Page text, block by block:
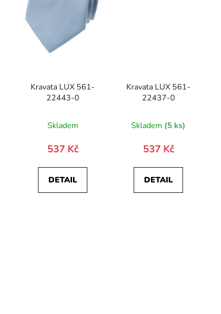
Kravata LUX 561-
22443-0
Skladem
537 Kč
DETAIL
Kravata LUX 561-
22437-0
Skladem (5 ks)
537 Kč
DETAIL